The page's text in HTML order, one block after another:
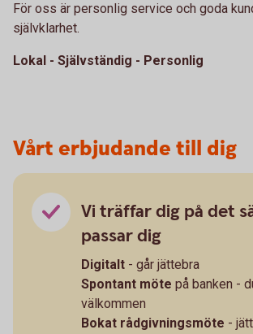
För oss är personlig service och goda
självklarhet.
Lokal - Självständig - Personlig
Vårt erbjudande till dig
Vi träffar dig på det
passar dig
Digitalt - går jättebra
Spontant möte på banken -
välkommen
Bokat rådgivningsmöte -